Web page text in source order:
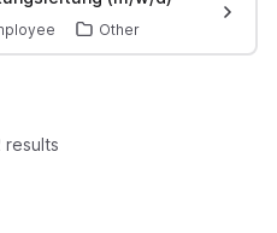
Other
results